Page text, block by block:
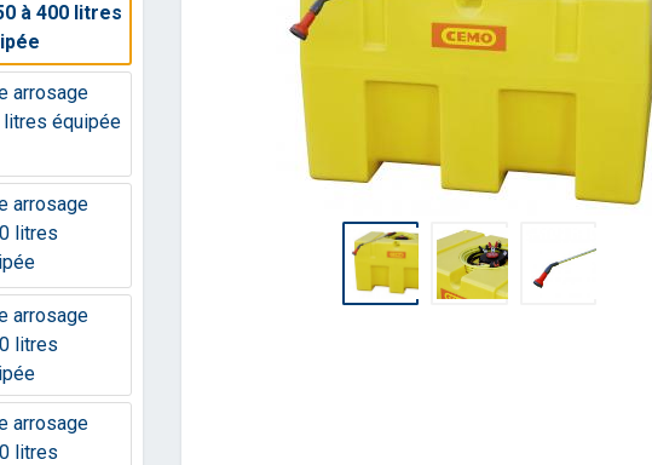
à 400 litres
arrosage
équipée
arrosage
litres
arrosage
litres
arrosage
litres